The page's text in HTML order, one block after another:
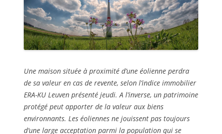
Une maison située à proximité d’une éolienne perdra
de sa valeur en cas de revente, selon l’indice immobilier
ERA-KU Leuven présenté jeudi. A l’inverse, un patrimoine
protégé peut apporter de la valeur aux biens
environnants. Les éoliennes ne jouissent pas toujours
d’une large acceptation parmi la population qui se